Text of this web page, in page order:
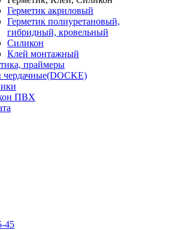
Герметик акриловый
Герметик полиуретановый,
гибридный, кровельный
Силикон
Клей монтажный
праймеры
ПВХ
45